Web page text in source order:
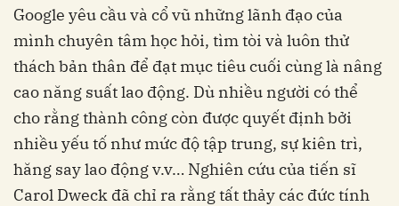
Google yêu cầu và cổ vũ những lãnh đạo của
mình chuyên tâm học hỏi, tìm tòi và luôn thử
thách bản thân để đạt mục tiêu cuối cùng là nâng
cao năng suất lao động. Dù nhiều người có thể
cho rằng thành công còn được quyết định bởi
nhiều yếu tố như mức độ tập trung, sự kiên trì,
hăng say lao động v.v… Nghiên cứu của tiến sĩ
Carol Dweck đã chỉ ra rằng tất thảy các đức tính